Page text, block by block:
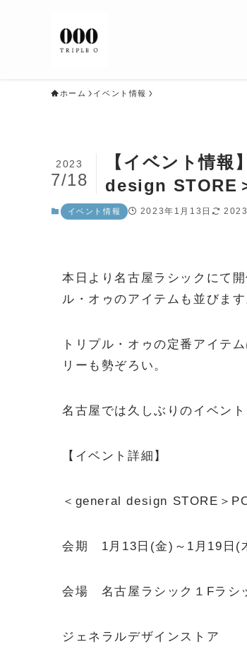
ホーム イベント情報
【イベント情
design STORE
2023
7/18
イベント情報 2023年1月13日
本日より名古屋ラシックにて
ル・オゥのアイテムも並びます
トリプル・オゥの定番アイテ
リーも勢ぞろい。
名古屋では久しぶりのイベン
【イベント詳細】
＜general design STORE＞
会期 1月13日(金)～1月19日(
会場 名古屋ラシック１Fラシ
ジェネラルデザインストア